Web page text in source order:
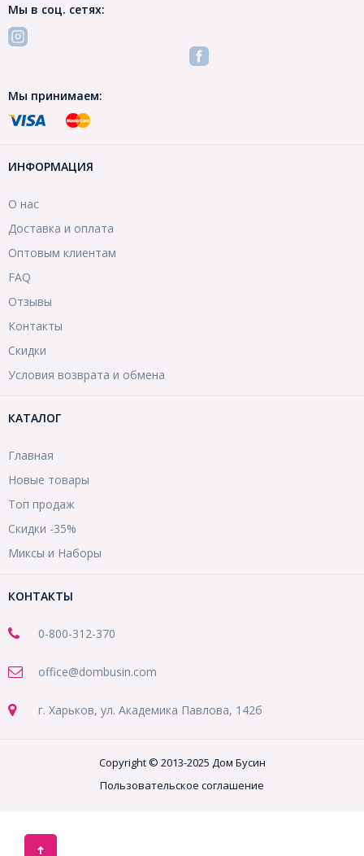
Мы в соц. сетях:
Мы принимаем:
ИНФОРМАЦИЯ
О нас
Доставка и оплата
Оптовым клиентам
FAQ
Отзывы
Контакты
Скидки
Условия возврата и обмена
КАТАЛОГ
Главная
Новые товары
Топ продаж
Скидки -35%
Миксы и Наборы
КОНТАКТЫ
0-800-312-370
office@dombusin.com
г. Харьков, ул. Академика Павлова, 142б
Copyright © 2013-2025 Дом Бусин
Пользовательское соглашение